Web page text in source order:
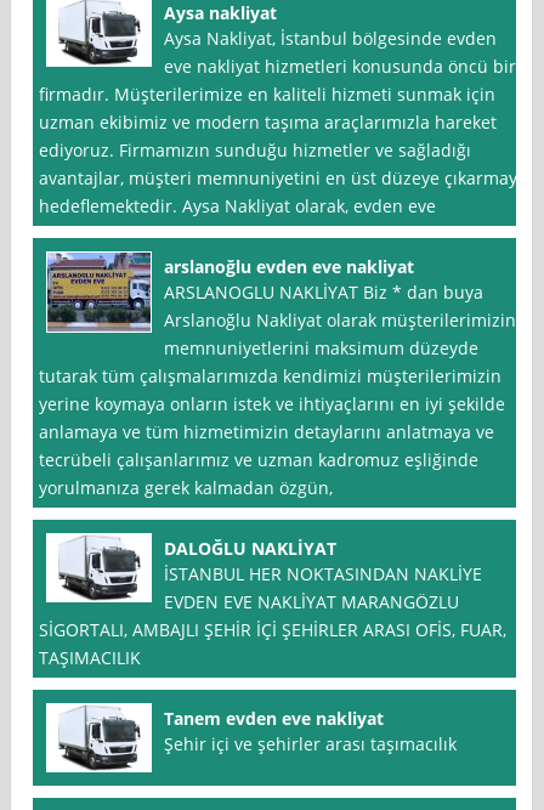
Aysa nakliyat
Aysa Nakliyat, İstanbul bölgesinde evden
eve nakliyat hizmetleri konusunda öncü bir
firmadır. Müşterilerimize en kaliteli hizmeti sunmak için
uzman ekibimiz ve modern taşıma araçlarımızla hareket
ediyoruz. Firmamızın sunduğu hizmetler ve sağladığı
avantajlar, müşteri memnuniyetini en üst düzeye çıkarmayı
hedeflemektedir. Aysa Nakliyat olarak, evden eve
arslanoğlu evden eve nakliyat
ARSLANOGLU NAKLİYAT Biz * dan buya
Arslanoğlu Nakliyat olarak müşterilerimizin
memnuniyetlerini maksimum düzeyde
tutarak tüm çalışmalarımızda kendimizi müşterilerimizin
yerine koymaya onların istek ve ihtiyaçlarını en iyi şekilde
anlamaya ve tüm hizmetimizin detaylarını anlatmaya ve
tecrübeli çalışanlarımız ve uzman kadromuz eşliğinde
yorulmanıza gerek kalmadan özgün,
DALOĞLU NAKLİYAT
İSTANBUL HER NOKTASINDAN NAKLİYE
EVDEN EVE NAKLİYAT MARANGÖZLU
SİGORTALI, AMBAJLI ŞEHİR İÇİ ŞEHİRLER ARASI OFİS, FUAR,
TAŞIMACILIK
Tanem evden eve nakliyat
Şehir içi ve şehirler arası taşımacılık